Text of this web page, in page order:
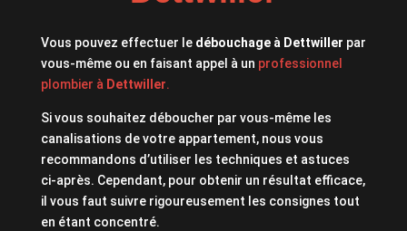
Vous pouvez effectuer le débouchage à Dettwiller par
vous-même ou en faisant appel à un professionnel
plombier à Dettwiller.
Si vous souhaitez déboucher par vous-même les
canalisations de votre appartement, nous vous
recommandons d’utiliser les techniques et astuces
ci-après. Cependant, pour obtenir un résultat efficace,
il vous faut suivre rigoureusement les consignes tout
en étant concentré.